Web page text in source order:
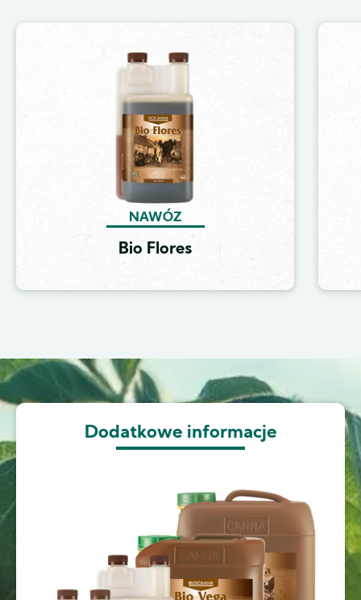
NAWÓZ
Bio Flores
Dodatkowe informacje
Image